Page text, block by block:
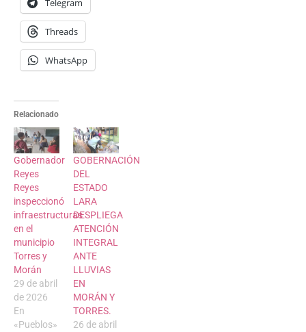
Telegram
Threads
WhatsApp
Relacionado
Gobernador
Reyes
Reyes
inspeccionó
infraestructuras
en el
municipio
Torres y
Morán
29 de abril
de 2026
En
«Pueblos»
GOBERNACIÓN
DEL
ESTADO
LARA
DESPLIEGA
ATENCIÓN
INTEGRAL
ANTE
LLUVIAS
EN
MORÁN Y
TORRES.
26 de abril